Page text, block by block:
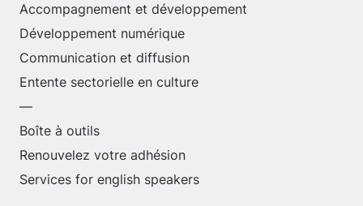
Accompagnement et développement
Développement numérique
Communication et diffusion
Entente sectorielle en culture
—
Boîte à outils
Renouvelez votre adhésion
Services for english speakers